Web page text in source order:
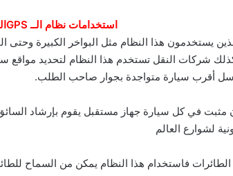
استخدامات نظام الــ GPSالحالية والمستقبلية.
شركات النقل تستخدم هذا النظام لتحديد مواقع
مثبت في كل سيارة جهاز مستقبل يقوم بإرشاد
لشوارع العالم
فاستخدام هذا النظام يمكن من السماح